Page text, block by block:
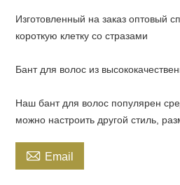
Изготовленный на заказ оптовый
короткую клетку со стразами
Бант для волос из
Наш бант для волос популярен
можно настроить другой стиль,
 Email